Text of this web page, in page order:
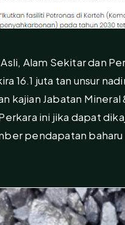
Alam Sekitar dan
16.1 juta tan unsur
kajian Jabatan
ini jika dapat
pendapatan